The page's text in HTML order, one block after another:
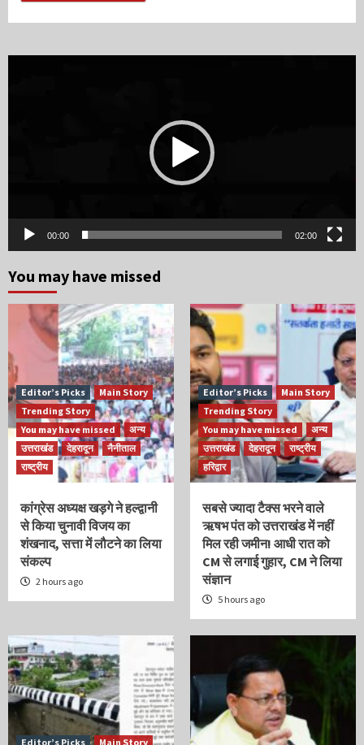
00:00 02:00
You may have missed
Editor’s Picks
Main Story
Trending Story
You may have missed
अन्य
उत्तराखंड
देहरादून
नैनीताल
राष्ट्रीय
कांग्रेस अध्यक्ष खड़गे ने हल्द्वानी
से किया चुनावी विजय का
शंखनाद, सत्ता में लौटने का लिया
संकल्प
2 hours ago
Editor’s Picks
Main Story
Trending Story
You may have missed
अन्य
उत्तराखंड
देहरादून
राष्ट्रीय
हरिद्वार
सबसे ज्यादा टैक्स भरने वाले
ऋषभ पंत को उत्तराखंड में नहीं
मिल रही जमीन! आधी रात को
CM से लगाई गुहार, CM ने लिया
संज्ञान
5 hours ago
Editor’s Picks
Main Story